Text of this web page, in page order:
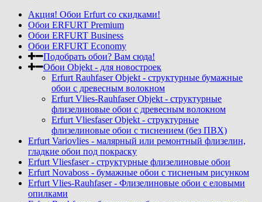
Акция! Обои Erfurt со скидками!
Обои ERFURT Premium
Обои ERFURT Business
Обои ERFURT Economy
Подобрать обои? Вам сюда!
Обои Objekt - для новостроек
Erfurt Rauhfaser Objekt - cтруктурные бумажные
обои с древесным волокном
Erfurt Vlies-Rauhfaser Objekt - структурные
флизелиновые обои с древесным волокном
Erfurt Vliesfaser Objekt - структурные
флизелиновые обои с тиснением (без ПВХ)
Erfurt Variovlies - малярный или ремонтный флизелин,
гладкие обои под покраску
Erfurt Vliesfaser - структурные флизелиновые обои
Erfurt Novaboss - бумажные обои с тисненым рисунком
Erfurt Vlies-Rauhfaser - Флизелиновые обои с еловыми
опилками